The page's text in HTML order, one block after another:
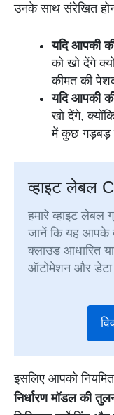
उनके साथ संरेखित
यदि आपकी
को खो देंगे
कीमत की
यदि आपकी
खो देंगे,
में कुछ गड़बड़
व्हाइट लेबल
हमारे व्हाइट
जानें कि यह आपके
क्लाउड आधारित
ऑटोमेशन और डेटा
इसलिए आपको
निर्धारण मॉडल की